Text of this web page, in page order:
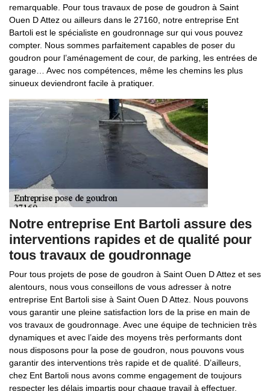
remarquable. Pour tous travaux de pose de goudron à Saint
Ouen D Attez ou ailleurs dans le 27160, notre entreprise Ent
Bartoli est le spécialiste en goudronnage sur qui vous pouvez
compter. Nous sommes parfaitement capables de poser du
goudron pour l’aménagement de cour, de parking, les entrées de
garage… Avec nos compétences, même les chemins les plus
sinueux deviendront facile à pratiquer.
Notre entreprise Ent Bartoli assure des
interventions rapides et de qualité pour
tous travaux de goudronnage
Pour tous projets de pose de goudron à Saint Ouen D Attez et ses
alentours, nous vous conseillons de vous adresser à notre
entreprise Ent Bartoli sise à Saint Ouen D Attez. Nous pouvons
vous garantir une pleine satisfaction lors de la prise en main de
vos travaux de goudronnage. Avec une équipe de technicien très
dynamiques et avec l’aide des moyens très performants dont
nous disposons pour la pose de goudron, nous pouvons vous
garantir des interventions très rapide et de qualité. D’ailleurs,
chez Ent Bartoli nous avons comme engagement de toujours
respecter les délais impartis pour chaque travail à effectuer.